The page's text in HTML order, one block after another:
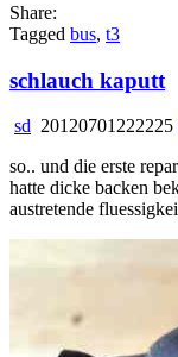
Share:
Tagged bus, t3
schlauch kaputt
sd 20120701222225
so.. und die erste
hatte dicke backen
austretende